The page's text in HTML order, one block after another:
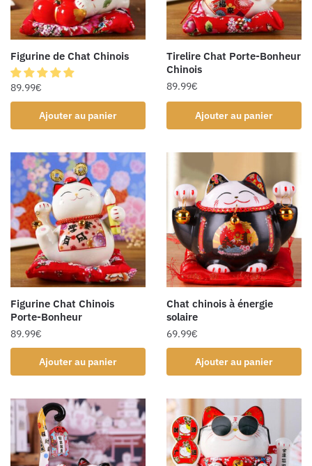
Figurine de Chat Chinois
89.99€
Ajouter au panier
Tirelire Chat Porte-Bonheur
Chinois
89.99€
Ajouter au panier
Figurine Chat Chinois
Porte-Bonheur
89.99€
Ajouter au panier
Chat chinois à énergie
solaire
69.99€
Ajouter au panier